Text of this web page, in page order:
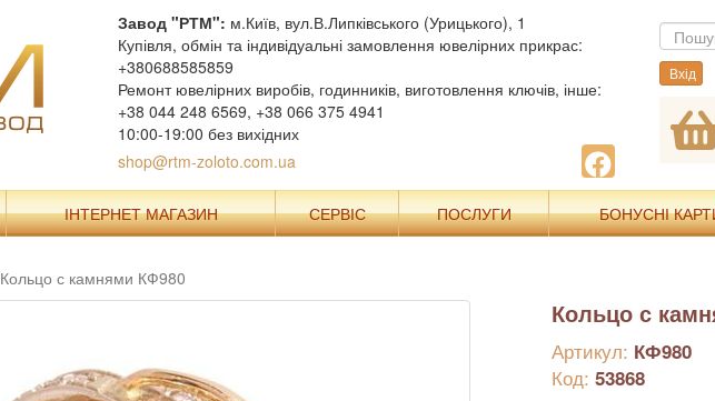
Завод "РТМ": м.Київ, вул.В.Липківського (Урицького), 1
Купівля, обмін та індивідуальні замовлення ювелірних прикрас:
+380688585859
Ремонт ювелірних виробів, годинників, виготовлення ключів, інше:
+38 044 248 6569, +38 066 375 4941
10:00-19:00 без вихідних
shop@rtm-zoloto.com.ua
Вхід
ІНТЕРНЕТ МАГАЗИН СЕРВІС ПОСЛУГИ БОНУСНІ
Кольцо с камнями КФ980
Кольцо с
Артикул: КФ980
Код: 53868